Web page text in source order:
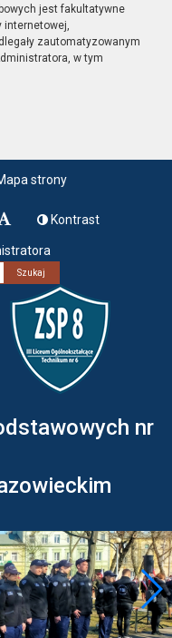
jest fakultatywne
internetowej,
zautomatyzowanym
w tym
strony
Kontrast
nr